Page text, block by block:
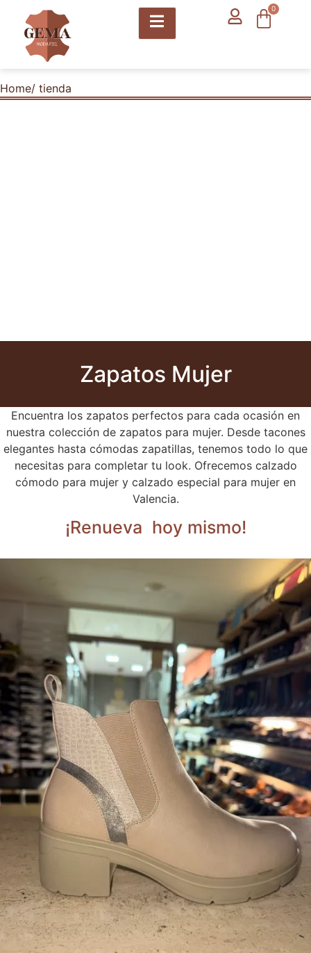
contenido 0
Home/ tienda
Zapatos Mujer
Encuentra los zapatos perfectos para cada ocasión en
nuestra colección de zapatos para mujer. Desde tacones
elegantes hasta cómodas zapatillas, tenemos todo lo que
necesitas para completar tu look. Ofrecemos calzado
cómodo para mujer y calzado especial para mujer en
Valencia.
¡Renueva hoy mismo!